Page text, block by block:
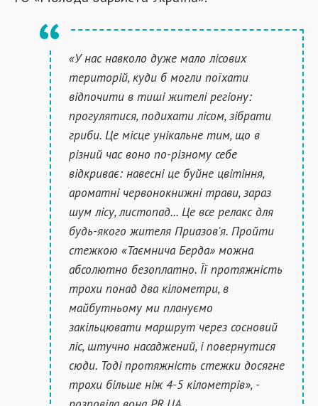
«У нас навколо дуже мало лісових
територій, куди б могли поїхати
відпочити в тиші жителі регіону:
прогулятися, подихати лісом, зібрати
гриби. Це місце унікальне тим, що в
різний час воно по-різному себе
відкриває: навесні це буйне цвітіння,
ароматні червонокнижні трави, зараз
шум лісу, листопад... Це все релакс для
будь-якого жителя Приазов'я. Пройти
стежкою «Таємнича Берда» можна
абсолютно безоплатно. Її протяжність
трохи понад два кілометри, в
майбутньому ми плануємо
закільцювати маршрут через сосновий
ліс, штучно насаджений, і повернутися
сюди. Тоді протяжність стежки досягне
трохи більше ніж 4-5 кілометрів», -